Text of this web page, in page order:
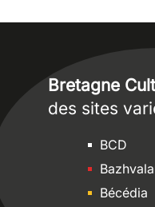
Bretagne
des sites
SitesBCD
Bécédia